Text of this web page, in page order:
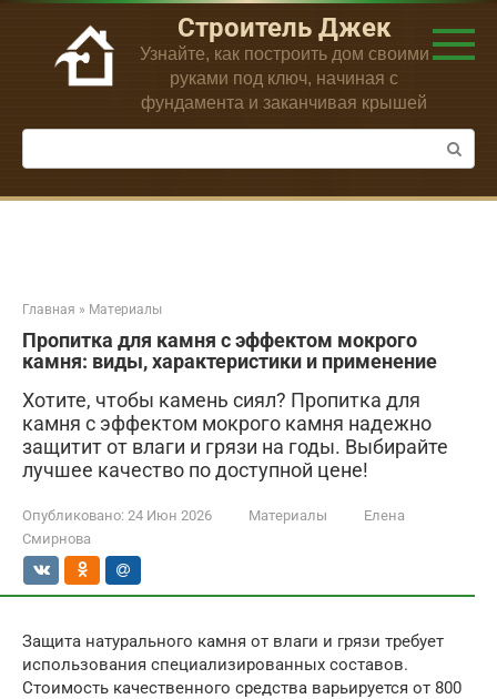
Перейти
контенту
Строитель Джек
Узнайте, как построить дом своими
руками под ключ, начиная с
фундамента и заканчивая крышей
Поиск:
Главная » Материалы
Пропитка для камня с эффектом мокрого
камня: виды, характеристики и применение
Хотите, чтобы камень сиял? Пропитка для
камня с эффектом мокрого камня надежно
защитит от влаги и грязи на годы. Выбирайте
лучшее качество по доступной цене!
Опубликовано: 24 Июн 2026 Материалы
Елена
Смирнова
Защита натурального камня от влаги и грязи требует
использования специализированных составов.
Стоимость качественного средства варьируется от 800